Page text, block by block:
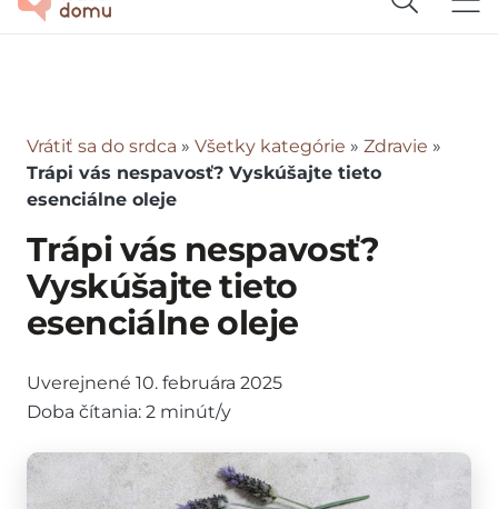
Vrátiť sa do srdca » Všetky kategórie » Zdravie »
Trápi vás nespavosť? Vyskúšajte tieto
esenciálne oleje
Trápi vás nespavosť?
Vyskúšajte tieto
esenciálne oleje
Uverejnené 10. februára 2025
Doba čítania: 2 minút/y